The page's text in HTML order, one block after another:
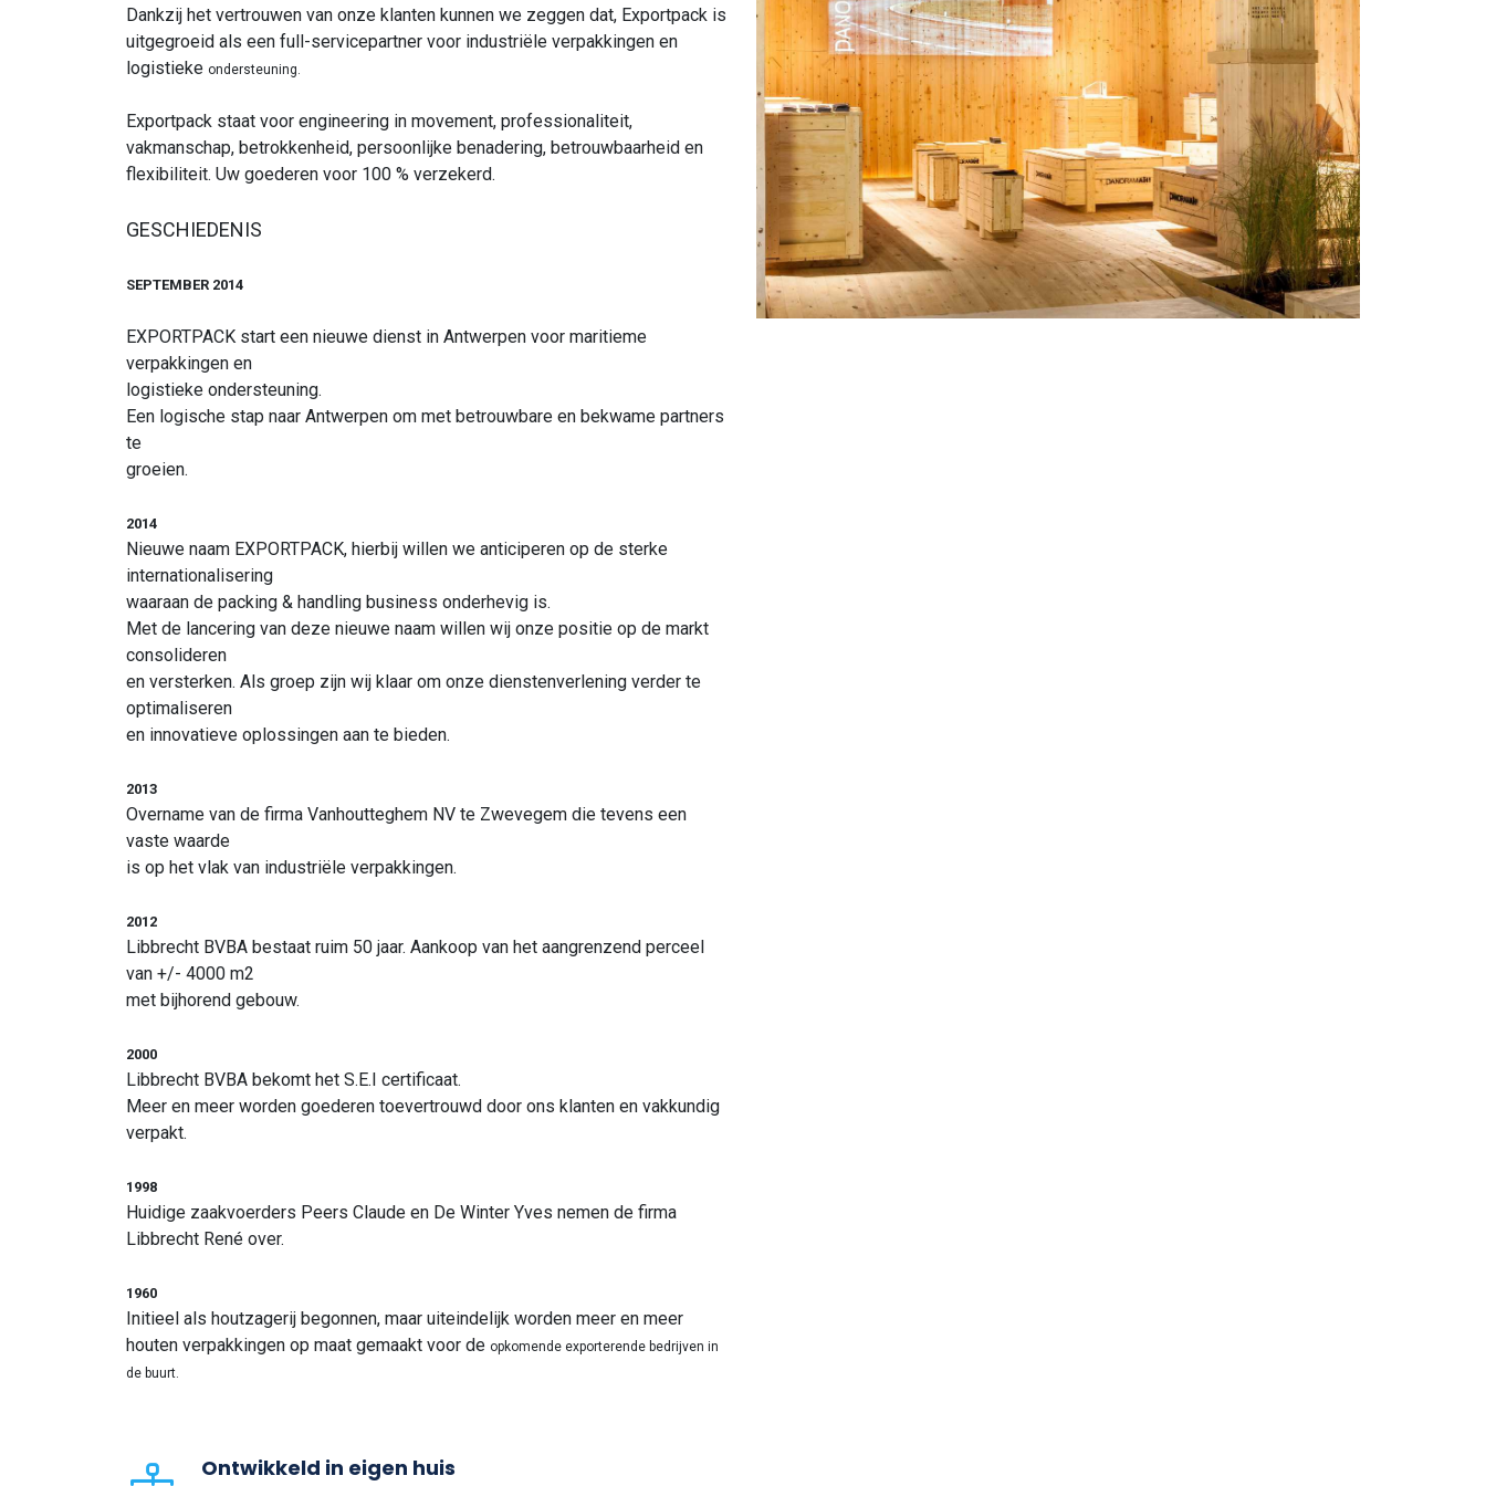
Dankzij het vertrouwen van onze klanten kunnen we zeggen dat, Exportpack is
uitgegroeid als een full-servicepartner voor industriële verpakkingen en
logistieke ondersteuning.
Exportpack staat voor engineering in movement, professionaliteit,
vakmanschap, betrokkenheid, persoonlijke benadering, betrouwbaarheid en
flexibiliteit. Uw goederen voor 100 % verzekerd.
GESCHIEDENIS
SEPTEMBER 2014
EXPORTPACK start een nieuwe dienst in Antwerpen voor maritieme
verpakkingen en
logistieke ondersteuning.
Een logische stap naar Antwerpen om met betrouwbare en bekwame partners
te
groeien.
2014
Nieuwe naam EXPORTPACK, hierbij willen we anticiperen op de sterke
internationalisering
waaraan de packing & handling business onderhevig is.
Met de lancering van deze nieuwe naam willen wij onze positie op de markt
consolideren
en versterken. Als groep zijn wij klaar om onze dienstenverlening verder te
optimaliseren
en innovatieve oplossingen aan te bieden.
2013
Overname van de firma Vanhoutteghem NV te Zwevegem die tevens een
vaste waarde
is op het vlak van industriële verpakkingen.
2012
Libbrecht BVBA bestaat ruim 50 jaar. Aankoop van het aangrenzend perceel
van +/- 4000 m2
met bijhorend gebouw.
2000
Libbrecht BVBA bekomt het S.E.I certificaat.
Meer en meer worden goederen toevertrouwd door ons klanten en vakkundig
verpakt.
1998
Huidige zaakvoerders Peers Claude en De Winter Yves nemen de firma
Libbrecht René over.
1960
Initieel als houtzagerij begonnen, maar uiteindelijk worden meer en meer
houten verpakkingen op maat gemaakt voor de opkomende exporterende bedrijven in
de buurt.
Ontwikkeld in eigen huis